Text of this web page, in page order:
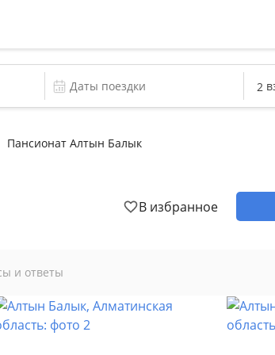
Пансионат Алтын Балык
В избранное
и ответы